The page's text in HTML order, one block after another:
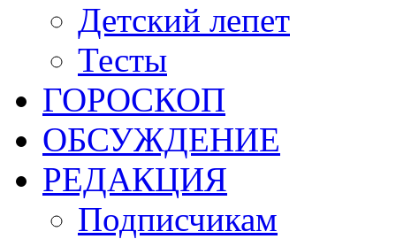
Детский лепет
Тесты
ГОРОСКОП
ОБСУЖДЕНИЕ
РЕДАКЦИЯ
Подписчикам